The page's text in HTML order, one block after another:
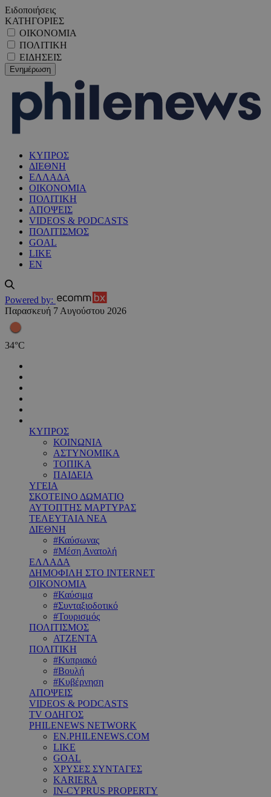
Ειδοποιήσεις
ΚΑΤΗΓΟΡΙΕΣ
ΟΙΚΟΝΟΜΙΑ
ΠΟΛΙΤΙΚΗ
ΕΙΔΗΣΕΙΣ
ΚΥΠΡΟΣ
ΔΙΕΘΝΗ
ΕΛΛΑΔΑ
ΟΙΚΟΝΟΜΙΑ
ΠΟΛΙΤΙΚΗ
ΑΠΟΨΕΙΣ
VIDEOS & PODCASTS
ΠΟΛΙΤΙΣΜΟΣ
GOAL
LIKE
EN
Powered by:
Παρασκευή 7 Αυγούστου 2026
34°C
ΚΥΠΡΟΣ
ΚΟΙΝΩΝΙΑ
ΑΣΤΥΝΟΜΙΚΑ
ΤΟΠΙΚΑ
ΠΑΙΔΕΙΑ
ΥΓΕΙΑ
ΣΚΟΤΕΙΝΟ ΔΩΜΑΤΙΟ
ΑΥΤΟΠΤΗΣ ΜΑΡΤΥΡΑΣ
ΤΕΛΕΥΤΑΙΑ ΝΕΑ
ΔΙΕΘΝΗ
#Καύσωνας
#Μέση Ανατολή
ΕΛΛΑΔΑ
ΔΗΜΟΦΙΛΗ ΣΤΟ INTERNET
ΟΙΚΟΝΟΜΙΑ
#Καύσιμα
#Συνταξιοδοτικό
#Τουρισμός
ΠΟΛΙΤΙΣΜΟΣ
ΑΤΖΕΝΤΑ
ΠΟΛΙΤΙΚΗ
#Κυπριακό
#Βουλή
#Κυβέρνηση
ΑΠΟΨΕΙΣ
VIDEOS & PODCASTS
TV ΟΔΗΓΟΣ
PHILENEWS NETWORK
EN.PHILENEWS.COM
LIKE
GOAL
ΧΡΥΣΕΣ ΣΥΝΤΑΓΕΣ
KARIERA
IN-CYPRUS PROPERTY